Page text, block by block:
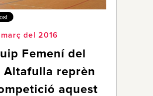
Qui Som
del 2016
Femení del
Altafulla reprèn
aquest